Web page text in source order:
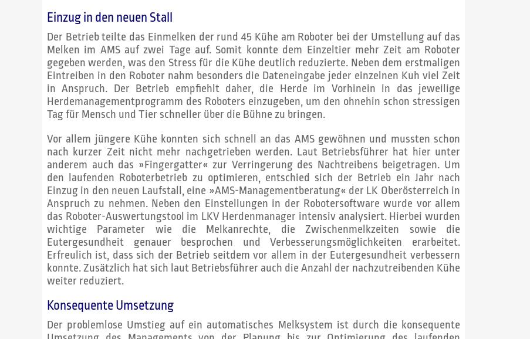
Einzug in den neuen Stall
Der Betrieb teilte das Einmelken der rund 45 Kühe am Roboter bei der Umstellung auf das
Melken im AMS auf zwei Tage auf. Somit konnte dem Einzeltier mehr Zeit am Roboter
gegeben werden, was den Stress für die Kühe deutlich reduzierte. Neben dem erstmaligen
Eintreiben in den Roboter nahm besonders die Dateneingabe jeder einzelnen Kuh viel Zeit
in Anspruch. Der Betrieb empfiehlt daher, die Herde im Vorhinein in das jeweilige
Herdemanagementprogramm des Roboters einzugeben, um den ohnehin schon stressigen
Tag für Mensch und Tier schneller über die Bühne zu bringen.
Vor allem jüngere Kühe konnten sich schnell an das AMS gewöhnen und mussten schon
nach kurzer Zeit nicht mehr nachgetrieben werden. Laut Betriebsführer hat hier unter
anderem auch das »Fingergatter« zur Verringerung des Nachtreibens beigetragen. Um
den laufenden Roboterbetrieb zu optimieren, entschied sich der Betrieb ein Jahr nach
Einzug in den neuen Laufstall, eine »AMS-Managementberatung« der LK Oberösterreich in
Anspruch zu nehmen. Neben den Einstellungen in der Robotersoftware wurde vor allem
das Roboter-Auswertungstool im LKV Herdenmanager intensiv analysiert. Hierbei wurden
wichtige Parameter wie die Melkanrechte, die Zwischenmelkzeiten sowie die
Eutergesundheit genauer besprochen und Verbesserungsmöglichkeiten erarbeitet.
Erfreulich ist, dass sich der Betrieb seitdem vor allem in der Eutergesundheit verbessern
konnte. Zusätzlich hat sich laut Betriebsführer auch die Anzahl der nachzutreibenden ­Kühe
weiter reduziert.
Konsequente Umsetzung
Der problemlose Umstieg auf ein automatisches Melksystem ist durch die konsequente